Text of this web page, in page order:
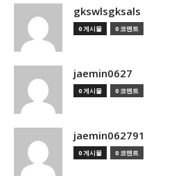
gkswlsgksals
0 게시물 0 코멘트
jaemin0627
0 게시물 0 코멘트
jaemin062791
0 게시물 0 코멘트